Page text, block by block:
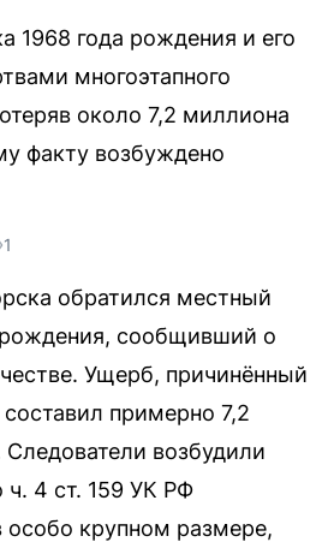
1968 года рождения и его
многоэтапного
около 7,2 миллиона
факту возбуждено
1
обратился местный
сообщивший о
Ущерб, причинённый
составил примерно 7,2
возбудили
ч. 4 ст. 159 УК РФ
крупном размере,